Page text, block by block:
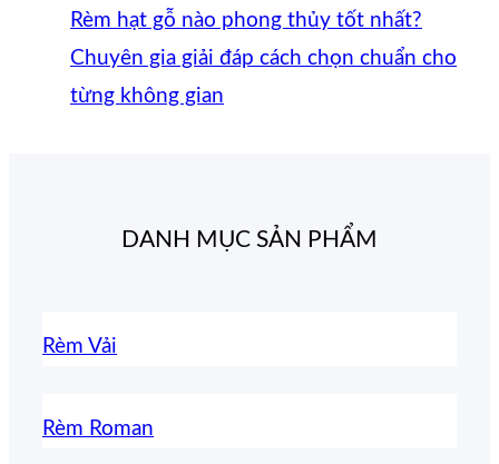
Rèm hạt gỗ nào phong thủy tốt nhất?
Chuyên gia giải đáp cách chọn chuẩn cho
từng không gian
DANH MỤC SẢN PHẨM
Rèm Vải
Rèm Roman